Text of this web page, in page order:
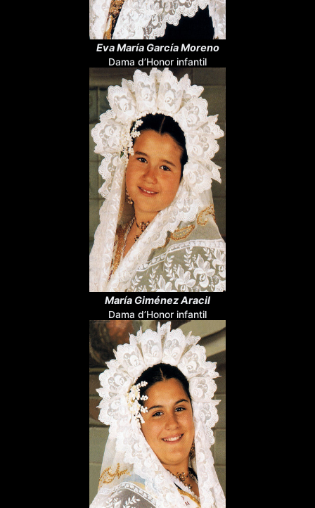
Eva María García Moreno
Dama d’Honor infantil
María Giménez Aracil
Dama d’Honor infantil